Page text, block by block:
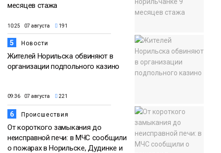
месяцев стажа
10:25 07 августа 191
5 Новости
Жителей Норильска обвиняют в
организации подпольного казино
09:36 07 августа 221
6 Происшествия
От короткого замыкания до
неисправной печи: в МЧС сообщили
о пожарах в Норильске, Дудинке и